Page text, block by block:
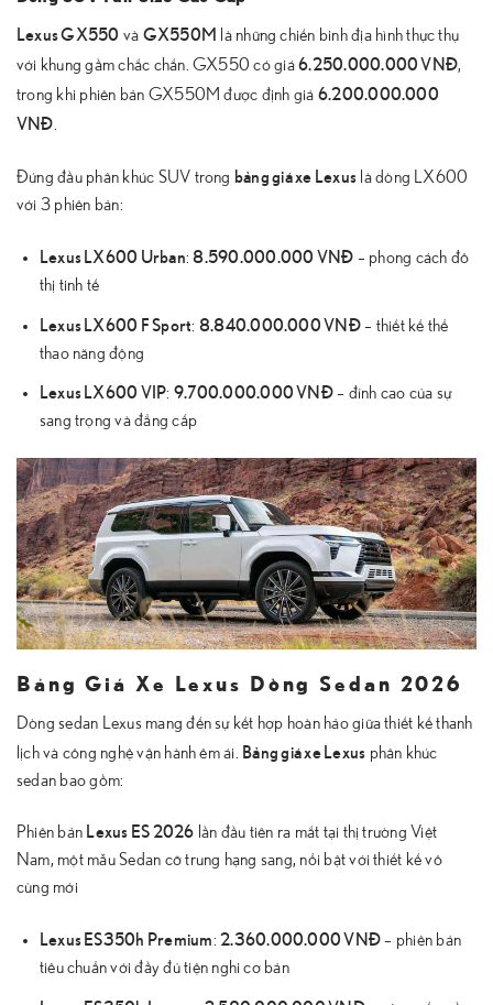
Lexus GX550 và GX550M là những chiến binh địa hình thực thụ
với khung gầm chắc chắn. GX550 có giá6.250.000.000 VNĐ,
trong khi phiên bản GX550M được định giá 6.200.000.000
VNĐ.
Đứng đầu phân khúc SUV trong bảng giá xe Lexus là dòng LX600
với 3 phiên bản:
Lexus LX600 Urban:8.590.000.000 VNĐ – phong cách đô
thị tinh tế
Lexus LX600 F Sport: 8.840.000.000 VNĐ– thiết kế thể
thao năng động
Lexus LX600 VIP: 9.700.000.000 VNĐ– đỉnh cao của sự
sang trọng và đẳng cấp
Bảng Giá Xe Lexus Dòng Sedan 2026
Dòng sedan Lexus mang đến sự kết hợp hoàn hảo giữa thiết kế thanh
lịch và công nghệ vận hành êm ái. Bảng giá xe Lexus phân khúc
sedan bao gồm:
Phiên bản Lexus ES 2026 lần đầu tiên ra mắt tại thị trường Việt
Nam, một mẫu Sedan cỡ trung hạng sang, nổi bật với thiết kế vô
cùng mới
Lexus ES350h Premium:2.360.000.000 VNĐ– phiên bản
tiêu chuẩn với đầy đủ tiện nghi cơ bản